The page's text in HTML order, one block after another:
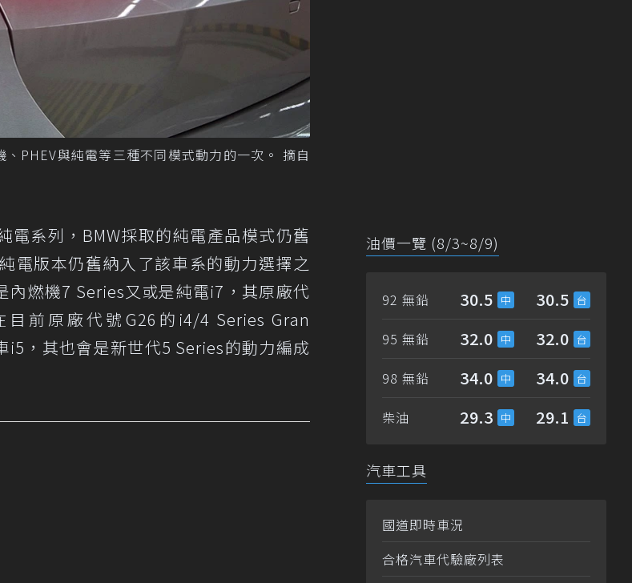
PHEV與純電等三種不同模式動力的一次。 摘自
電系列，BMW採取的純電產品模式仍舊
電版本仍舊納入了該車系的動力選擇之
內燃機7 Series又或是純電i7，其原廠代
前原廠代號G26的i4/4 Series Gran
，其也會是新世代5 Series的動力編成
油價一覽 (8/3~8/9)
92 無鉛 30.5 30.5
95 無鉛 32.0 32.0
98 無鉛 34.0 34.0
柴油 29.3 29.1
汽車工具
國道即時車況
合格汽車代驗廠列表